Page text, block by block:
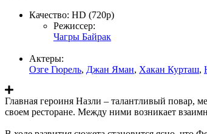
Качество: HD (720p)
Режиссер:
Чагры Байрак
Актеры:
Озге Гюрель, Джан Яман, Хакан Курташ,
Главная героиня Назли – талантливый повар,
своем ресторане. Между ними возникает